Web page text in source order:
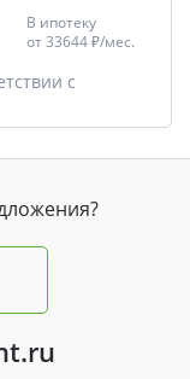
В ипотеку
от33644 ₽/мес.
с